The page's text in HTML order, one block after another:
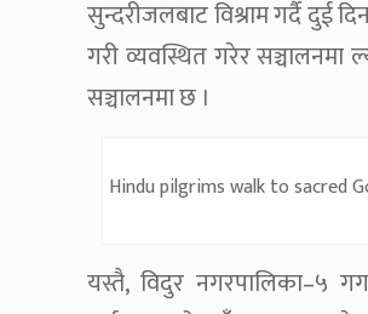
सुन्दरीजलबाट विश्राम गर्दै दुई
गरी व्यवस्थित गरेर
सञ्चालनमा छ ।
Hindu pilgrims walk to sacred
यस्तै, विदुर नगरपालिका–५